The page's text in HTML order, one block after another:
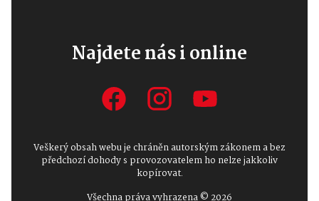
Najdete nás i online
Veškerý obsah webu je chráněn autorským zákonem a bez
předchozí dohody s provozovatelem ho nelze jakkoliv
kopírovat.
Všechna práva vyhrazena © 2026